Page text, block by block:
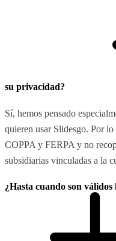
su privacidad?
Sí, hemos pensado
quieren usar Slidesgo. Por
COPPA y FERPA y no
subsidiarias vinculadas a la
¿Hasta cuando son